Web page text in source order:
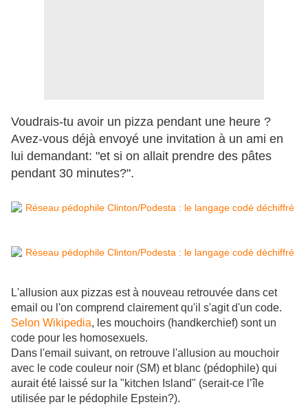
Voudrais-tu avoir un pizza pendant une heure ?
Avez-vous déjà envoyé une invitation à un ami en
lui demandant: "et si on allait prendre des pâtes
pendant 30 minutes?".
L'allusion aux pizzas est à nouveau retrouvée dans cet
email ou l'on comprend clairement qu'il s'agit d'un code.
Selon Wikipedia, les mouchoirs (handkerchief) sont un
code pour les homosexuels.
Dans l'email suivant, on retrouve l'allusion au mouchoir
avec le code couleur noir (SM) et blanc (pédophile) qui
aurait été laissé sur la "kitchen Island" (serait-ce l’île
utilisée par le pédophile Epstein?).